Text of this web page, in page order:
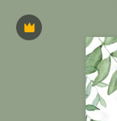
Premium